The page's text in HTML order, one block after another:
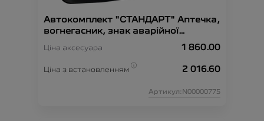
Автокомплект "СТАНДАРТ" Аптечка,
вогнегасник, знак аварійної
органайзер, трос-буксир, жилет
безпеки.
Ціна аксесуара 1 860.00
Ціна з встановленням 2 016.60
Артикул:N00000775